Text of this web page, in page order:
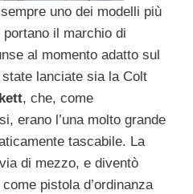
uno dei modelli più
il marchio di
al momento adatto sul
lanciate sia la Colt
, che, come
erano l’una molto grande
tascabile. La
di mezzo, e diventò
pistola d’ordinanza